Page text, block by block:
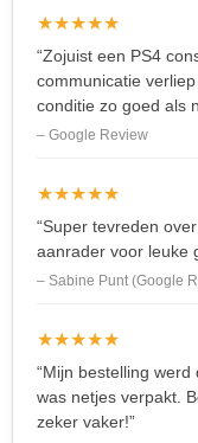
★★★★★
“Zojuist een PS4
communicatie
conditie zo goed als
– Google Review
★★★★★
“Super tevreden
aanrader voor leuke
– Sabine Punt (Google
★★★★★
“Mijn bestelling
was netjes verpakt.
zeker vaker!”